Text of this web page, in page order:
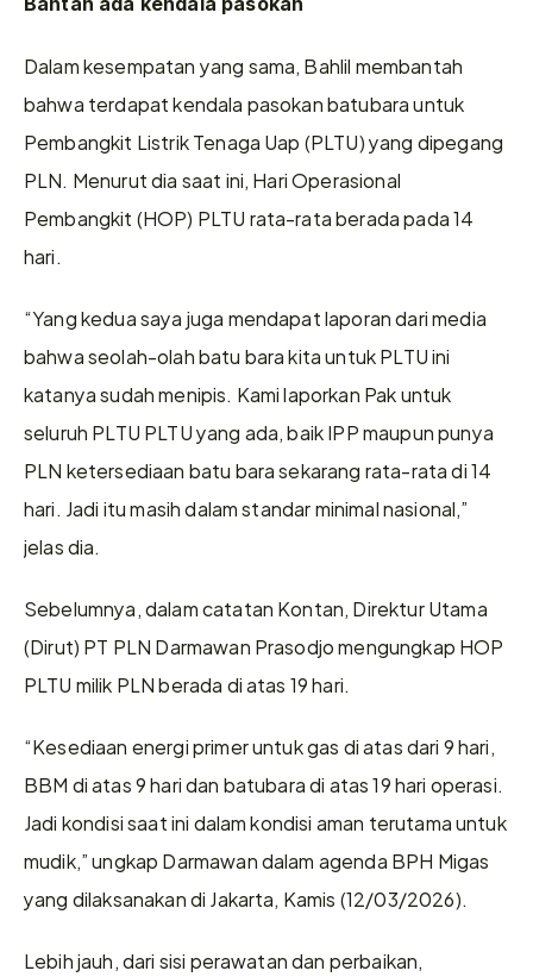
Dalam kesempatan yang sama, Bahlil membantah
bahwa terdapat kendala pasokan batubara untuk
Pembangkit Listrik Tenaga Uap (PLTU) yang dipegang
PLN. Menurut dia saat ini, Hari Operasional
Pembangkit (HOP) PLTU rata-rata berada pada 14
hari.
“Yang kedua saya juga mendapat laporan dari media
bahwa seolah-olah batu bara kita untuk PLTU ini
katanya sudah menipis. Kami laporkan Pak untuk
seluruh PLTU PLTU yang ada, baik IPP maupun punya
PLN ketersediaan batu bara sekarang rata-rata di 14
hari. Jadi itu masih dalam standar minimal nasional,”
jelas dia.
Sebelumnya, dalam catatan Kontan, Direktur Utama
(Dirut) PT PLN Darmawan Prasodjo mengungkap HOP
PLTU milik PLN berada di atas 19 hari.
“Kesediaan energi primer untuk gas di atas dari 9 hari,
BBM di atas 9 hari dan batubara di atas 19 hari operasi.
Jadi kondisi saat ini dalam kondisi aman terutama untuk
mudik,” ungkap Darmawan dalam agenda BPH Migas
yang dilaksanakan di Jakarta, Kamis (12/03/2026).
Lebih jauh, dari sisi perawatan dan perbaikan,